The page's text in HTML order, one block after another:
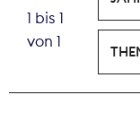
1 bis 1
von 1